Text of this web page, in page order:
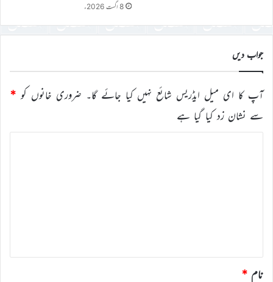
8 اگست 2026ء
جواب دیں
آپ کا ای میل ایڈریس شائع نہیں کیا جائے گا۔ ضروری خانوں کو *
سے نشان زد کیا گیا ہے
نام *